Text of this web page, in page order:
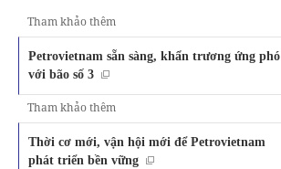
Tham khảo thêm
Petrovietnam sẵn sàng, khẩn trương ứng phó
với bão số 3
Tham khảo thêm
Thời cơ mới, vận hội mới để Petrovietnam
phát triển bền vững